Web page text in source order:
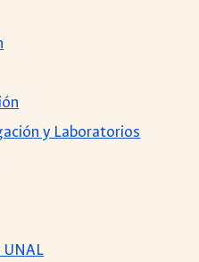
y Laboratorios